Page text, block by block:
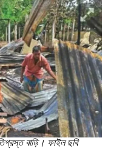
বাড়ি। ফাইল ছবি